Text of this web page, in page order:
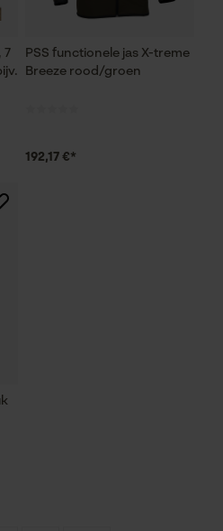
7
PSS functionele jas X-treme
Breeze rood/groen
192,17 €*
Global Site Tag